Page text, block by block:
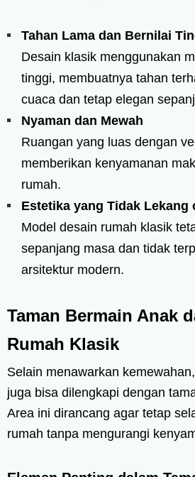
Tahan Lama dan Bernilai
Desain klasik menggunakan
tinggi, membuatnya tahan
cuaca dan tetap elegan
Nyaman dan Mewah
Ruangan yang luas dengan
memberikan kenyamanan
rumah.
Estetika yang Tidak Lekang
Model desain rumah klasik
sepanjang masa dan tidak
arsitektur modern.
Taman Bermain Anak
Rumah Klasik
Selain menawarkan
juga bisa dilengkapi dengan
Area ini dirancang agar tetap
rumah tanpa mengurangi